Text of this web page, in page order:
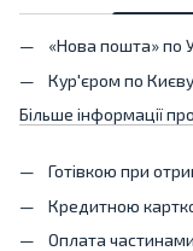
«Нова пошта» по
Кур'єром по
Більше інформації
Готівкою при
Кредитною
Оплата